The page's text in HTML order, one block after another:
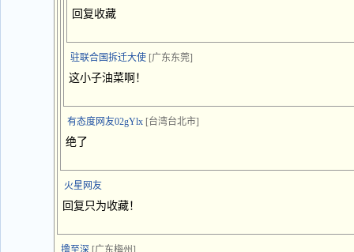
回复收藏
驻联合国拆迁大使 [广东东莞]
这小子油菜啊！
有态度网友02gYlx [台湾台北市]
绝了
火星网友
回复只为收藏！
撸至深 [广东梅州]